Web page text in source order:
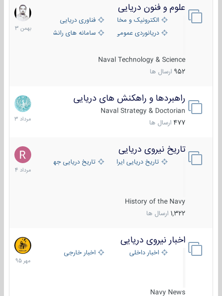
علوم و فنون دریایی
الکترونیک و مخابرات دریاییفناوری دریایی
دریانوردی عمومی
سامانه های رانشی دریایی
Naval Technology & Science
952 ارسال ها
6
بهمن
1403
راهبردها و راهکنش های دریایی
Naval Strategy & Doctorian
477 ارسال ها
2
مرداد
1403
تاریخ نیروی دریایی
تاریخ دریایی ایران تاریخ دریایی جهان
History of the Navy
1,322 ارسال ها
16
مرداد
1404
اخبار نیروی دریایی
اخبار داخلی اخبار خارجی
Navy News
27
مهر
1395